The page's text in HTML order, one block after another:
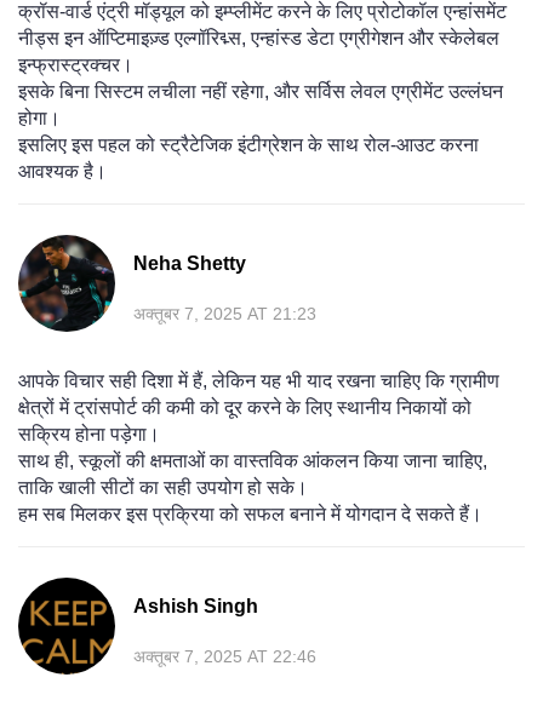
क्रॉस‑वार्ड एंट्री मॉड्यूल को इम्प्लीमेंट करने के लिए प्रोटोकॉल एन्हांसमेंट
नीड्स इन ऑप्टिमाइज़्ड एल्गॉरिद्म्स, एन्हांस्ड डेटा एग्रीगेशन और स्केलेबल
इन्फ्रास्ट्रक्चर।
इसके बिना सिस्टम लचीला नहीं रहेगा, और सर्विस लेवल एग्रीमेंट उल्लंघन
होगा।
इसलिए इस पहल को स्ट्रैटेजिक इंटीग्रेशन के साथ रोल‑आउट करना
आवश्यक है।
Neha Shetty
अक्तूबर 7, 2025 AT 21:23
आपके विचार सही दिशा में हैं, लेकिन यह भी याद रखना चाहिए कि ग्रामीण
क्षेत्रों में ट्रांसपोर्ट की कमी को दूर करने के लिए स्थानीय निकायों को
सक्रिय होना पड़ेगा।
साथ ही, स्कूलों की क्षमताओं का वास्तविक आंकलन किया जाना चाहिए,
ताकि खाली सीटों का सही उपयोग हो सके।
हम सब मिलकर इस प्रक्रिया को सफल बनाने में योगदान दे सकते हैं।
Ashish Singh
अक्तूबर 7, 2025 AT 22:46